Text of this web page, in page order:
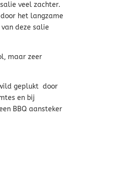
veel zachter.
het langzame
deze salie
maar zeer
geplukt door
en bij
BBQ aansteker